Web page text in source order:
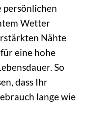
persönlichen
Wetter
Nähte
eine hohe
So
dass Ihr
lange wie